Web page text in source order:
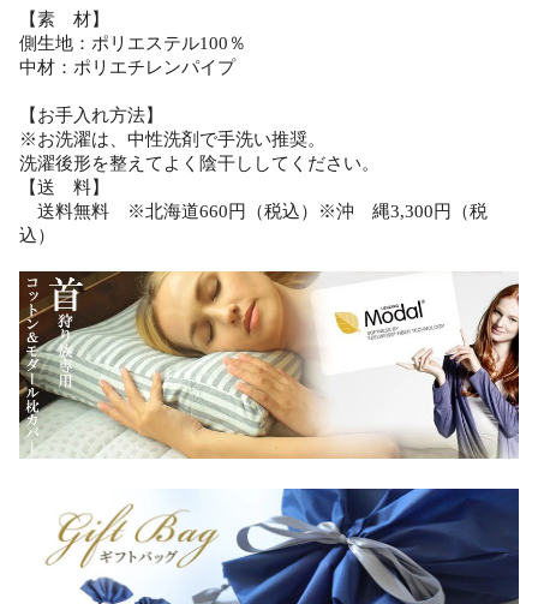
【素 材】
側生地：ポリエステル100％
中材：ポリエチレンパイプ
【お手入れ方法】
※お洗濯は、中性洗剤で手洗い推奨。
洗濯後形を整えてよく陰干ししてください。
【送 料】
送料無料 ※北海道660円（税込）※沖 縄3,300円（税
込）